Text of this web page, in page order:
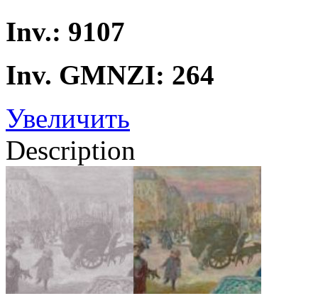
Inv.: 9107
Inv. GMNZI: 264
Увеличить
Description